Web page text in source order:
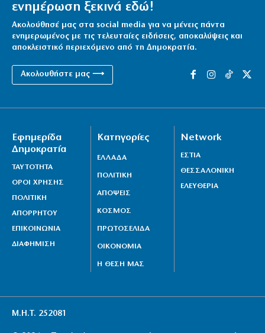
ενημέρωση ξεκινά εδώ!
Ακολούθησέ μας στα social media για να μένεις πάντα
ενημερωμένος με τις τελευταίες ειδήσεις, αποκαλύψεις και
αποκλειστικό περιεχόμενο από τη Δημοκρατία.
Ακολουθήστε μας ⟶
Εφημερίδα
Δημοκρατία
ΤΑΥΤΟΤΗΤΑ
ΟΡΟΙ ΧΡΗΣΗΣ
ΠΟΛΙΤΙΚΗ
ΑΠΟΡΡΗΤΟΥ
ΕΠΙΚΟΙΝΩΝΙΑ
ΔΙΑΦΗΜΙΣΗ
Κατηγορίες
ΕΛΛΑΔΑ
ΠΟΛΙΤΙΚΗ
ΑΠΟΨΕΙΣ
ΚΟΣΜΟΣ
ΠΡΩΤΟΣΕΛΙΔΑ
ΟΙΚΟΝΟΜΙΑ
Η ΘΕΣΗ ΜΑΣ
Network
ΕΣΤΙΑ
ΘΕΣΣΑΛΟΝΙΚΗ
ΕΛΕΥΘΕΡΙΑ
Μ.Η.Τ. 252081